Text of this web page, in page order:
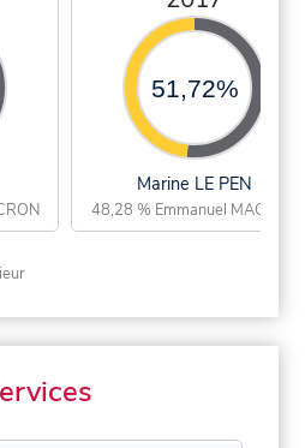
51,72%
Marine LE PEN
48,28 % Emmanuel MACRON